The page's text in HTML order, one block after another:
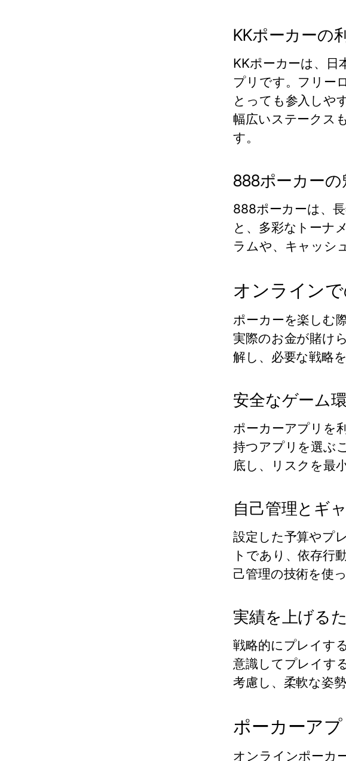
KKポーカーの
KKポーカーは、日
プリです。フリー
とっても参入しや
幅広いステークス
す。
888ポーカー
888ポーカーは、
と、多彩なトーナ
ラムや、キャッシ
オンライン
ポーカーを楽しむ
実際のお金が賭け
解し、必要な戦略
安全なゲーム
ポーカーアプリを
持つアプリを選ぶ
底し、リスクを最
自己管理とギ
設定した予算やプ
トであり、依存行
己管理の技術を使
実績を上げる
戦略的にプレイす
意識してプレイす
考慮し、柔軟な姿
ポーカーア
オンラインポーカ